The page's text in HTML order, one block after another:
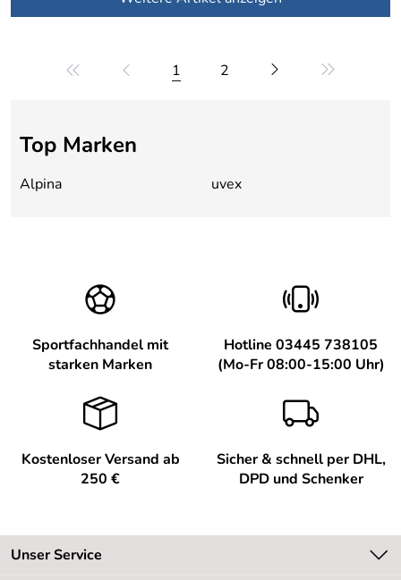
1 2
Top Marken
Alpina uvex
Sportfachhandel mit
starken Marken
Hotline 03445 738105
(Mo-Fr 08:00-15:00 Uhr)
Kostenloser Versand ab
250 €
Sicher & schnell per DHL,
DPD und Schenker
Unser Service